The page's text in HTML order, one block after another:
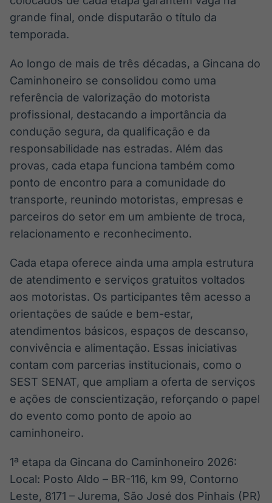
grande final, onde disputarão o título da
temporada.
Ao longo de mais de três décadas, a Gincana do
Caminhoneiro se consolidou como uma
referência de valorização do motorista
profissional, destacando a importância da
condução segura, da qualificação e da
responsabilidade nas estradas. Além das
provas, cada etapa funciona também como
ponto de encontro para a comunidade do
transporte, reunindo motoristas, empresas e
parceiros do setor em um ambiente de troca,
relacionamento e reconhecimento.
Cada etapa oferece ainda uma ampla estrutura
de atendimento e serviços gratuitos voltados
aos motoristas. Os participantes têm acesso a
orientações de saúde e bem-estar,
atendimentos básicos, espaços de descanso,
convivência e alimentação. Essas iniciativas
contam com parcerias institucionais, como o
SEST SENAT, que ampliam a oferta de serviços
e ações de conscientização, reforçando o papel
do evento como ponto de apoio ao
caminhoneiro.
1ª etapa da Gincana do Caminhoneiro 2026:
Local: Posto Aldo – BR-116, km 99, Contorno
Leste, 8171 – Jurema, São José dos Pinhais (PR)